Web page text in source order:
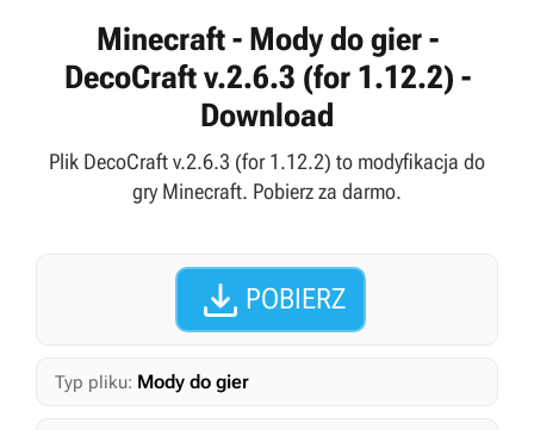
Minecraft - Mody do gier -
DecoCraft v.2.6.3 (for 1.12.2) -
Download
Plik DecoCraft v.2.6.3 (for 1.12.2) to modyfikacja do
gry Minecraft. Pobierz za darmo.
 POBIERZ
Typ pliku: Mody do gier